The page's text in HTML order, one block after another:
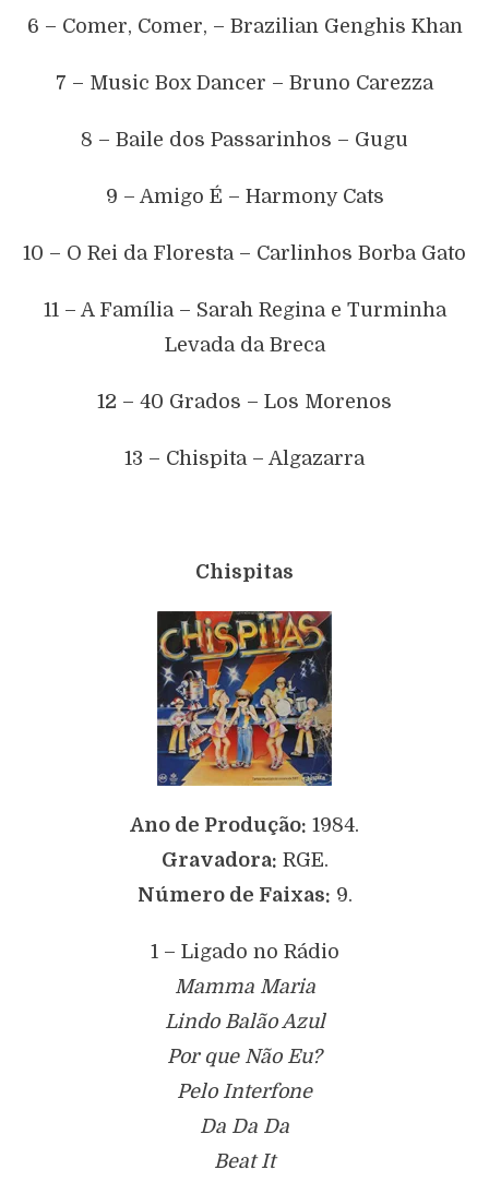
6 – Comer, Comer, – Brazilian Genghis Khan
7 – Music Box Dancer – Bruno Carezza
8 – Baile dos Passarinhos – Gugu
9 – Amigo É – Harmony Cats
10 – O Rei da Floresta – Carlinhos Borba Gato
11 – A Família – Sarah Regina e Turminha
Levada da Breca
12 – 40 Grados – Los Morenos
13 – Chispita – Algazarra
Chispitas
Ano de Produção: 1984.
Gravadora: RGE.
Número de Faixas: 9.
1 – Ligado no Rádio
Mamma Maria
Lindo Balão Azul
Por que Não Eu?
Pelo Interfone
Da Da Da
Beat It